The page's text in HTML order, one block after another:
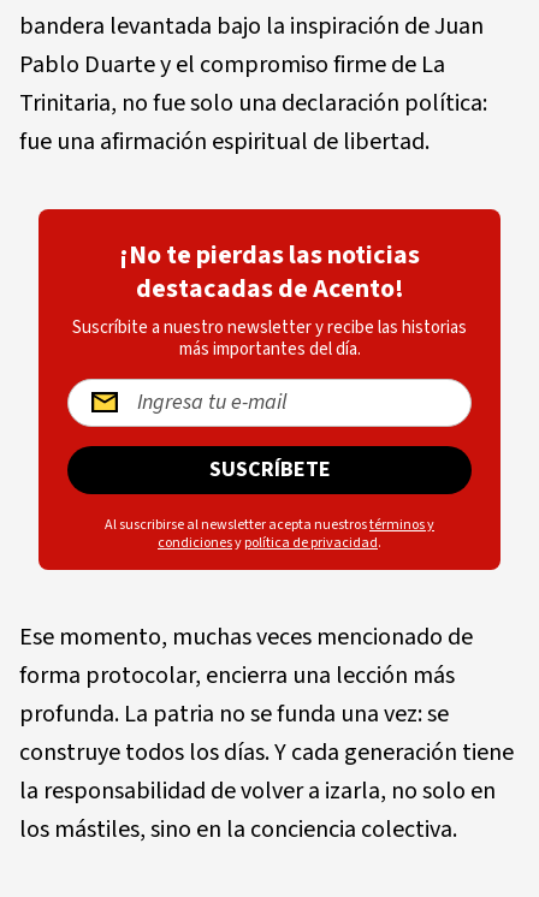
bandera levantada bajo la inspiración de Juan
Pablo Duarte y el compromiso firme de La
Trinitaria, no fue solo una declaración política:
fue una afirmación espiritual de libertad.
¡No te pierdas las noticias
destacadas de Acento!
Suscríbite a nuestro newsletter y recibe las historias
más importantes del día.
SUSCRÍBETE
Al suscribirse al newsletter acepta nuestrostérminos y
condicionesypolítica de privacidad.
Ese momento, muchas veces mencionado de
forma protocolar, encierra una lección más
profunda. La patria no se funda una vez: se
construye todos los días. Y cada generación tiene
la responsabilidad de volver a izarla, no solo en
los mástiles, sino en la conciencia colectiva.